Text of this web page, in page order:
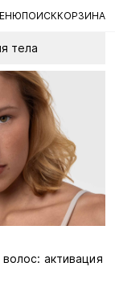
ПОИСККОРЗИНА
тела
активация